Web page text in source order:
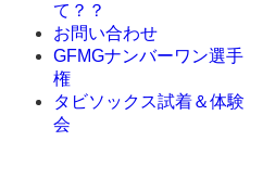
て？？
お問い合わせ
GFMGナンバーワン選手
権
タビソックス試着＆体験
会